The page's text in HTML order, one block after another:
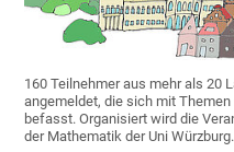
160 Teilnehmer aus mehr als 20
angemeldet, die sich mit
befasst. Organisiert wird die
der Mathematik der Uni Würzburg.